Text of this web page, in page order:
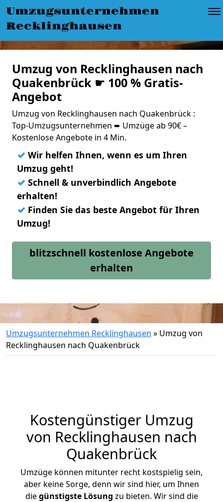
Umzugsunternehmen
Recklinghausen
Umzug von Recklinghausen nach
Quakenbrück ☛ 100 % Gratis-
Angebot
Umzug von Recklinghausen nach Quakenbrück :
Top-Umzugsunternehmen ➨ Umzüge ab 90€ –
Kostenlose Angebote in 4 Min.
✓ Wir helfen Ihnen, wenn es um Ihren
Umzug geht!
✓ Schnell & unverbindlich Angebote
erhalten!
✓ Finden Sie das beste Angebot für Ihren
Umzug!
blitzschnell kostenlose Angebote
erhalten
Umzugsunternehmen Recklinghausen » Umzug von
Recklinghausen nach Quakenbrück
Kostengünstiger Umzug
von Recklinghausen nach
Quakenbrück
Umzüge können mitunter recht kostspielig sein,
aber keine Sorge, denn wir sind hier, um Ihnen
diegünstigste Lösung zu bieten. Wir sind die